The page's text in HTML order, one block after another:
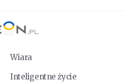
Wiara
Inteligentne życie